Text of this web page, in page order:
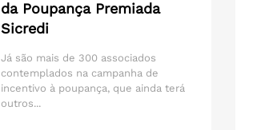
da Poupança Premiada
Sicredi
Já são mais de 300 associados
contemplados na campanha de
incentivo à poupança, que ainda terá
outros...